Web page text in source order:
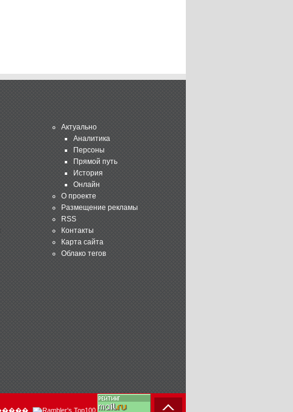
Актуально
Аналитика
Персоны
Прямой путь
История
Онлайн
О проекте
Размещение рекламы
RSS
Контакты
Карта сайта
Облако тегов